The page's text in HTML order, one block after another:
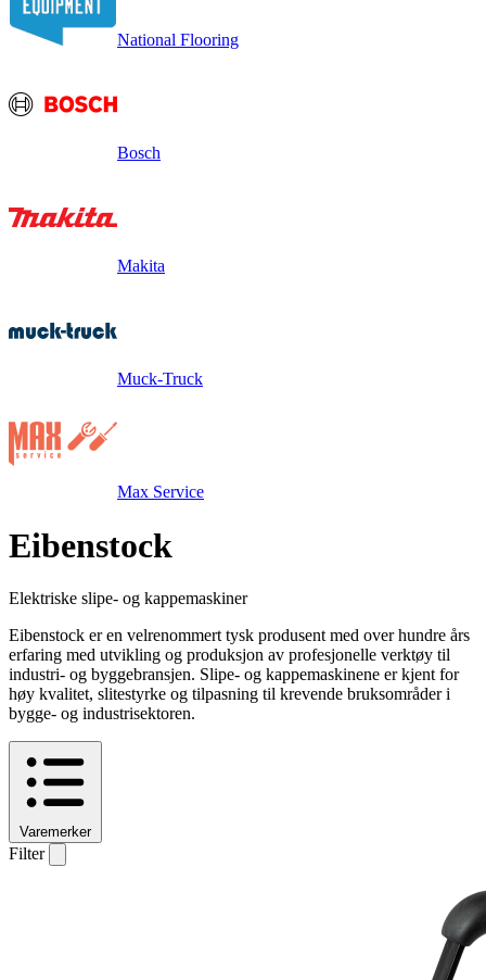
National Flooring
Bosch
Makita
Muck-Truck
Max Service
Eibenstock
Elektriske slipe- og kappemaskiner
Eibenstock er en velrenommert tysk produsent med over hundre års
erfaring med utvikling og produksjon av profesjonelle verktøy til
industri- og byggebransjen. Slipe- og kappemaskinene er kjent for
høy kvalitet, slitestyrke og tilpasning til krevende bruksområder i
bygge- og industrisektoren.
Varemerker
Filter